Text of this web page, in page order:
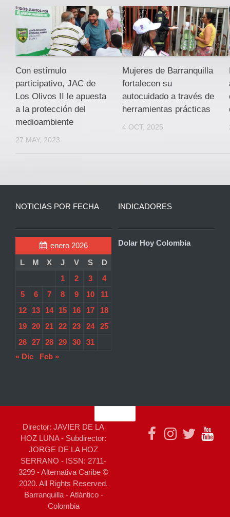
Con estímulo
participativo, JAC de
Los Olivos II le apuesta
a la protección del
medioambiente
27 MAY, 2023
Mujeres de Barranquilla
fortalecen su
autocuidado a través de
herramientas prácticas
4 OCT, 2025
NOTICIAS POR FECHA
enero 2026
L
M X J V S
D
1
2 3
4
5
6 7 8 9 10
11
12
13 14 15 16 17
18
19
20 21 22 23 24
25
26
27 28 29 30
31
« Dic
Feb »
INDICADORES
Dolar Hoy Colombia
Director: JAVIER DE LA
HOZ LUNA - Subdirector:
JORGE DE LA HOZ
SERRANO - ISSN: 2711-
3299 - Alternativa Caribe ©
2020. All Rights Reserved.
Barranquilla - Atlántico -
Colombia